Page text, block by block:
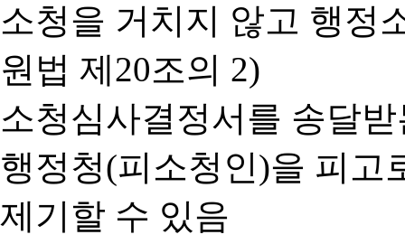
소청을 거치지 않고 행정
원법 제20조의 2)
소청심사결정서를 송달
행정청(피소청인)을 피고
제기할 수 있음